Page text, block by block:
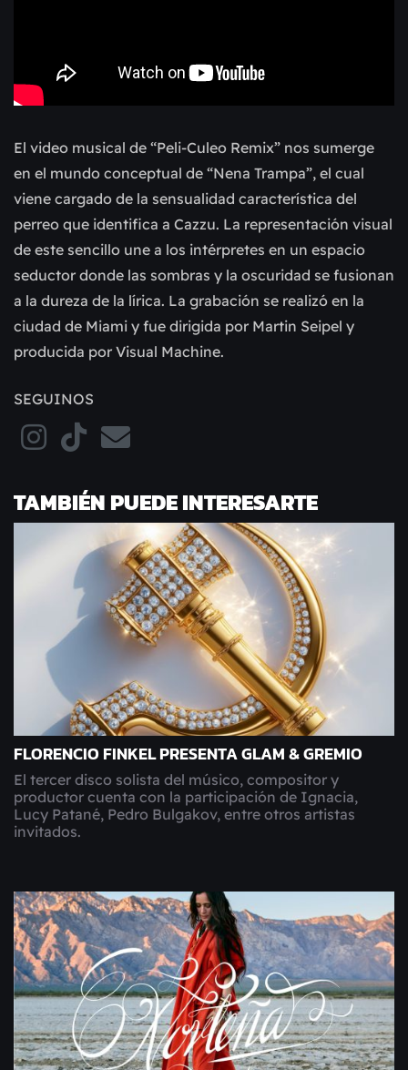
El video musical de “Peli-Culeo Remix” nos sumerge
en el mundo conceptual de “Nena Trampa”, el cual
viene cargado de la sensualidad característica del
perreo que identifica a Cazzu. La representación visual
de este sencillo une a los intérpretes en un espacio
seductor donde las sombras y la oscuridad se fusionan
a la dureza de la lírica. La grabación se realizó en la
ciudad de Miami y fue dirigida por Martin Seipel y
producida por Visual Machine.
SEGUINOS
TAMBIÉN PUEDE INTERESARTE
FLORENCIO FINKEL PRESENTA GLAM & GREMIO
El tercer disco solista del músico, compositor y
productor cuenta con la participación de Ignacia,
Lucy Patané, Pedro Bulgakov, entre otros artistas
invitados.